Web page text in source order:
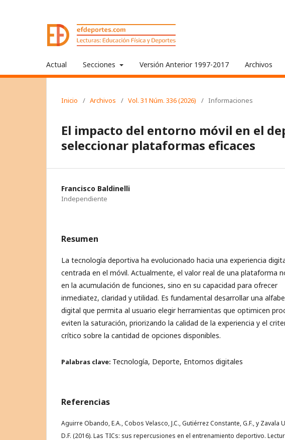
Actual Secciones Versión Anterior 1997-2017 Archivos
Inicio / Archivos / Vol. 31 Núm. 336 (2026) / Informaciones
El impacto del entorno móvil en el
seleccionar plataformas eficaces
Francisco Baldinelli
Independiente
Resumen
La tecnología deportiva ha evolucionado hacia una experiencia
centrada en el móvil. Actualmente, el valor real de una plataforma
en la acumulación de funciones, sino en su capacidad para ofrecer
inmediatez, claridad y utilidad. Es fundamental desarrollar una
digital que permita al usuario elegir herramientas que optimicen
eviten la saturación, priorizando la calidad de la experiencia y el
crítico sobre la cantidad de opciones disponibles.
Palabras clave: Tecnología, Deporte, Entornos digitales
Referencias
Aguirre Obando, E.A., Cobos Velasco, J.C., Gutiérrez Constante, G.F., y Zavala
D.F. (2016). Las TICs: sus repercusiones en el entrenamiento deportivo.